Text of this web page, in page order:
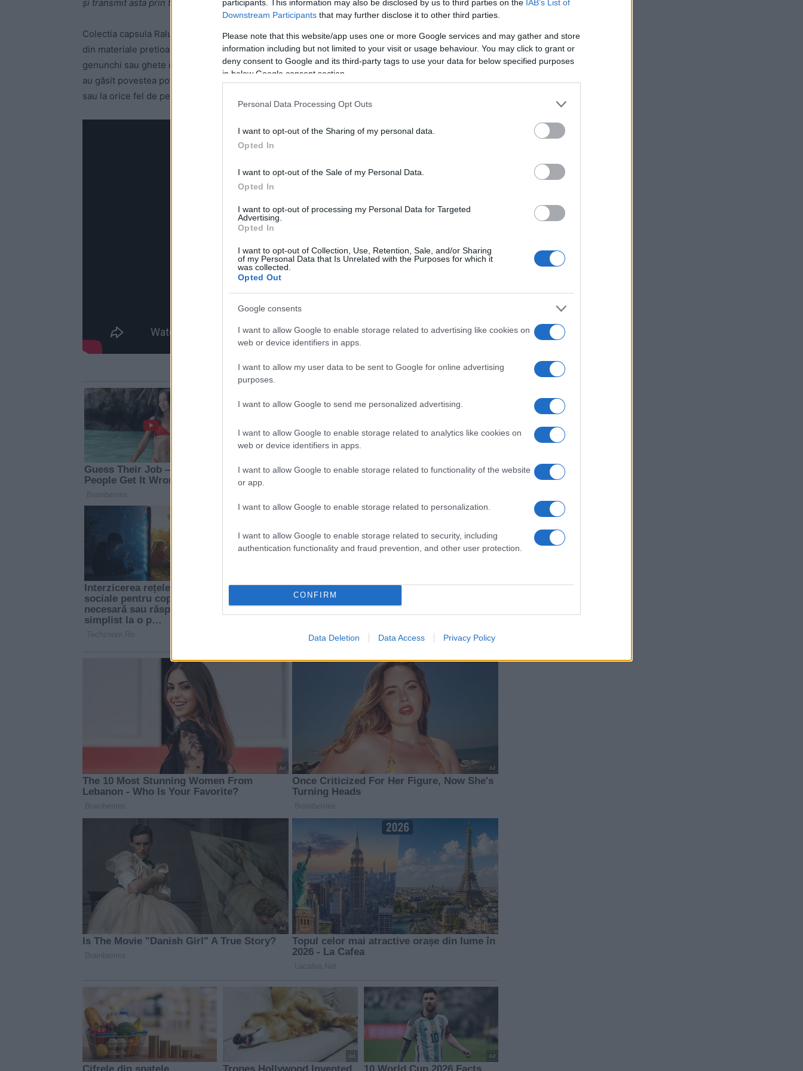
participants. This information may also be disclosed by us to third parties on the IAB’s List of
Downstream Participants that may further disclose it to other third parties.
Please note that this website/app uses one or more Google services and may gather and store
information including but not limited to your visit or usage behaviour. You may click to grant or
deny consent to Google and its third-party tags to use your data for below specified purposes
in below Google consent section.
Personal Data Processing Opt Outs
I want to opt-out of the Sharing of my personal data.
Opted In
I want to opt-out of the Sale of my Personal Data.
Opted In
I want to opt-out of processing my Personal Data for Targeted
Advertising.
Opted In
I want to opt-out of Collection, Use, Retention, Sale, and/or Sharing
of my Personal Data that Is Unrelated with the Purposes for which it
was collected.
Opted Out
Google consents
I want to allow Google to enable storage related to advertising like cookies on
web or device identifiers in apps.
I want to allow my user data to be sent to Google for online advertising
purposes.
I want to allow Google to send me personalized advertising.
I want to allow Google to enable storage related to analytics like cookies on
web or device identifiers in apps.
I want to allow Google to enable storage related to functionality of the website
or app.
I want to allow Google to enable storage related to personalization.
I want to allow Google to enable storage related to security, including
authentication functionality and fraud prevention, and other user protection.
CONFIRM
Data Deletion Data Access Privacy Policy
și transmit asta prin toți porii.”
declara Raluka.
Colectia capsula Raluka x Rhizome este compusă din nu mai putin de 27 de piese vestimentare
din materiale pretioase: paiete, catifea de matase, organza si piele cât și din cizme înalte peste
genunchi sau ghete din piele elastică pe diferite culori. Raluka împreună cu Blazinny și Alex Ifimov
au găsit povestea potrivită pentru aceste piese vestimentare care pot fi purtate pe scena, la club
sau la orice fel de petrecere si daca vreti sa fiti remarcate in orice zi.